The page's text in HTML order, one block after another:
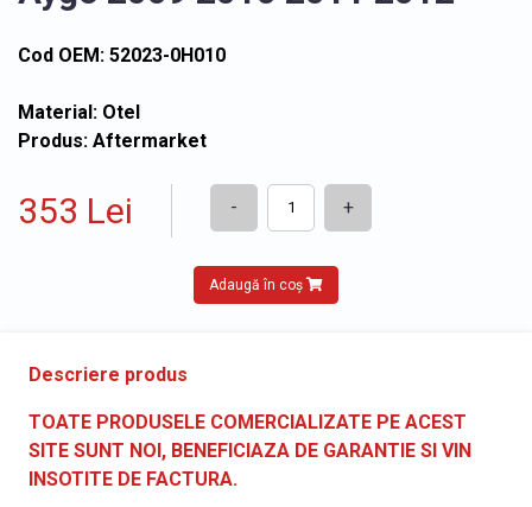
Cod OEM: 52023-0H010
Material: Otel
Produs: Aftermarket
353 Lei - +
Adaugă în coș
Descriere produs
TOATE PRODUSELE COMERCIALIZATE PE ACEST
SITE SUNT NOI, BENEFICIAZA DE GARANTIE SI VIN
INSOTITE DE FACTURA.